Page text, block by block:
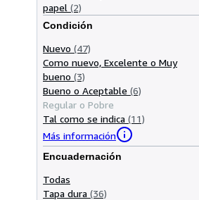
papel (2)
Condición
Nuevo (47)
Como nuevo, Excelente o Muy
bueno (3)
Bueno o Aceptable (6)
Regular o Pobre
Tal como se indica (11)
Más información
Encuadernación
Todas
Tapa dura (36)